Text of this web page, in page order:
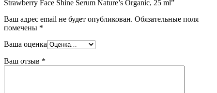
Strawberry Face Shine Serum Nature’s Organic, 25 ml”
Ваш адрес email не будет опубликован. Обязательные поля
помечены *
Ваша оценка
Ваш отзыв *